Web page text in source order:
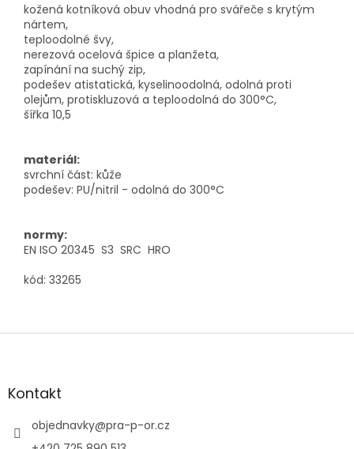
kožená kotníková obuv vhodná pro svářeče s krytým
nártem,
teploodolné švy,
nerezová ocelová špice a planžeta,
zapínání na suchý zip,
podešev atistatická, kyselinoodolná, odolná proti
olejům, protiskluzová a teploodolná do 300°C,
šířka 10,5
materiál:
svrchní část: kůže
podešev: PU/nitril - odolná do 300°C
normy:
EN ISO 20345 S3 SRC HRO
kód: 33265
Z
aKontakt
objednavky@pra-p-or.cz